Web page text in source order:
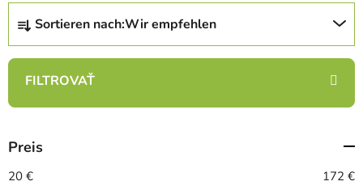
P
o
u
t
s
o
Sortieren nach:Wir empfehlen
Preis
20 € 172 €